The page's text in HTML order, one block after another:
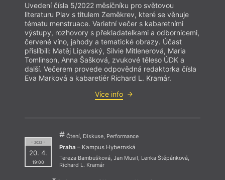
Uvedení čísla 5/2022 měsíčníku pro světovou
literaturu Plav s titulem Zeměkrev, které se věnuje
tématu menstruace. Varietní večer s kabaretními
výstupy, rozhovory s překladatelkami a odbornicemi,
červené víno, jahody a tematické obrazy. Účast
přislíbili: Matěj Lipavský, Silvie Mitlenerová, Maria
Tomlinson, Anna Šašková, zvukové těleso ÚDK a
další. Večerem provede odpovědná redaktorka čísla
Eva Marková a kabaretiér Richard L. Kramár.
Více info
= 2022 =
20. 4.
19:00
Čtení, Diskuse, Performance
Praha – Kampus Hybernská
Tereza Bambušková, Jan Musil, Lenka Štěpánková,
Richard L. Kramár